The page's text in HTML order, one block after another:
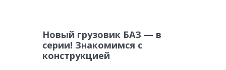
Новый грузовик БАЗ — в
серии! Знакомимся с
конструкцией